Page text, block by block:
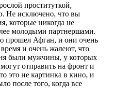
проституткой,
Не исключено, что вы
которые никогда не
молодыми партнершами.
прошел Афган, и они очень
и очень жалеют, что
были мужчины, у которых
отправить на фронт и
это не картинка в кино, и
после того, когда все